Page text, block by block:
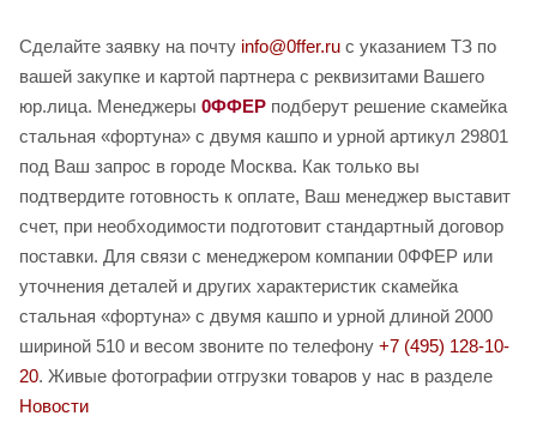
Сделайте заявку на почту info@0ffer.ru с указанием ТЗ по
вашей закупке и картой партнера с реквизитами Вашего
юр.лица. Менеджеры 0ФФЕР подберут решение скамейка
стальная «фортуна» с двумя кашпо и урной артикул 29801
под Ваш запрос в городе Москва. Как только вы
подтвердите готовность к оплате, Ваш менеджер выставит
счет, при необходимости подготовит стандартный договор
поставки. Для связи с менеджером компании 0ФФЕР или
уточнения деталей и других характеристик скамейка
стальная «фортуна» с двумя кашпо и урной длиной 2000
шириной 510 и весом звоните по телефону +7 (495) 128-10-
20. Живые фотографии отгрузки товаров у нас в разделе
Новости